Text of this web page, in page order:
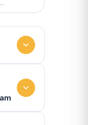
oila”ga